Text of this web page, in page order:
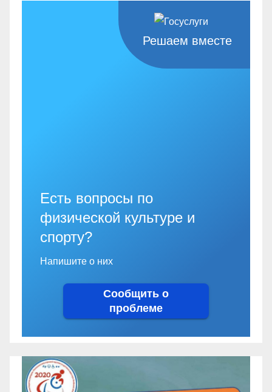
Решаем вместе
Есть вопросы по
физической культуре и
спорту?
Напишите о них
Сообщить о
проблеме